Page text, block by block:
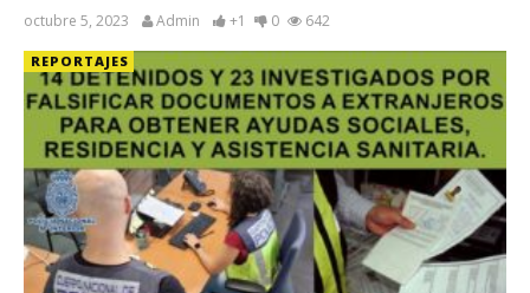
octubre 5, 2023 Admin +1 0 642
REPORTAJES